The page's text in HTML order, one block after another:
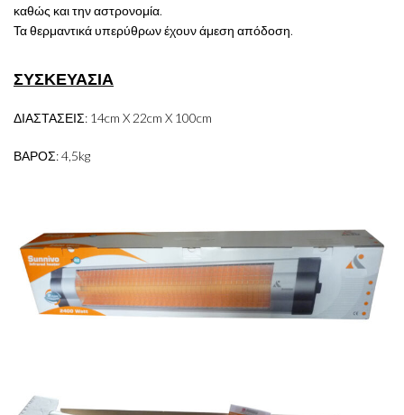
καθώς και την αστρονομία.
Τα θερμαντικά υπερύθρων έχουν άμεση απόδοση.
ΣΥΣΚΕΥΑΣΙΑ
ΔΙΑΣΤΑΣΕΙΣ: 14cm X 22cm X 100cm
ΒΑΡΟΣ: 4,5kg